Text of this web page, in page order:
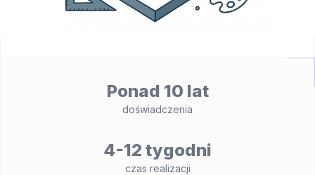
Ponad 10 lat
doświadczenia
4-12 tygodni
czas realizacji